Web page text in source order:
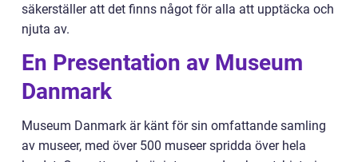
säkerställer att det finns något för alla att upptäcka och
njuta av.
En Presentation av Museum
Danmark
Museum Danmark är känt för sin omfattande samling
av museer, med över 500 museer spridda över hela